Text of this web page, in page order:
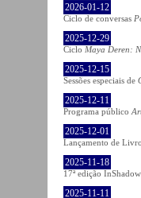
2026-01-12
Ciclo de conversas
2025-12-29
Ciclo Maya Deren:
2025-12-15
Sessões especiais de
2025-12-11
Programa público
2025-12-01
Lançamento de
2025-11-18
17ª edição
2025-11-11